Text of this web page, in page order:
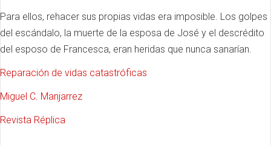
Para ellos, rehacer sus propias vidas era imposible. Los golpes
del escándalo, la muerte de la esposa de José y el descrédito
del esposo de Francesca, eran heridas que nunca sanarían.
Reparación de vidas catastróficas
Miguel C. Manjarrez
Revista Réplica